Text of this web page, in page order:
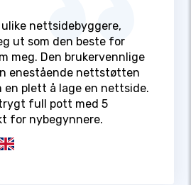
nettsidebyggere,
ut som den beste for
meg. Den brukervennlige
enestående nettstøtten
plett å lage en nettside.
full pott med 5
for nybegynnere.